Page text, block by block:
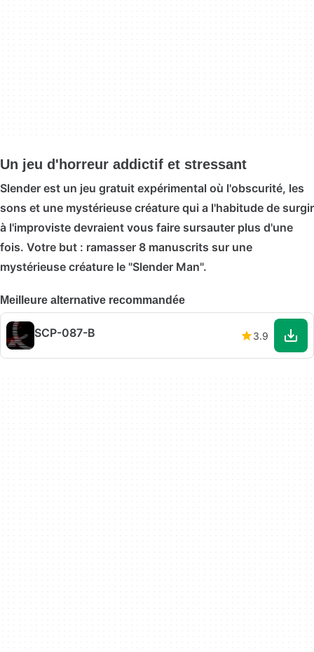
Un jeu d'horreur addictif et stressant
Slender est un jeu gratuit expérimental où l'obscurité, les
sons et une mystérieuse créature qui a l'habitude de surgir
à l'improviste devraient vous faire sursauter plus d'une
fois. Votre but : ramasser 8 manuscrits sur une
mystérieuse créature le "Slender Man".
Meilleure alternative recommandée
SCP-087-B 3.9